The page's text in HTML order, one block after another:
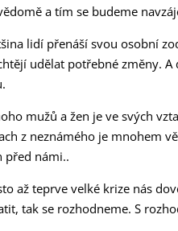
a tím se budeme
lidí přenáší svou osobní
udělat potřebné změny.
mužů a žen je ve svých
z neznámého je mnohem
před námi..
až teprve velké krize nás
tak se rozhodneme. S